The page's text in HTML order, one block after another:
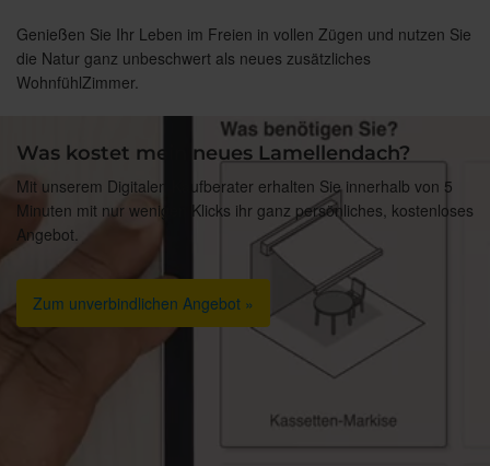
Genießen Sie Ihr Leben im Freien in vollen Zügen und nutzen Sie
die Natur ganz unbeschwert als neues zusätzliches
WohnfühlZimmer.
Was kostet mein neues Lamellendach?
Mit unserem Digitalen Kaufberater erhalten Sie innerhalb von 5
Minuten mit nur wenigen Klicks ihr ganz persönliches, kostenloses
Angebot.
Zum unverbindlichen Angebot »